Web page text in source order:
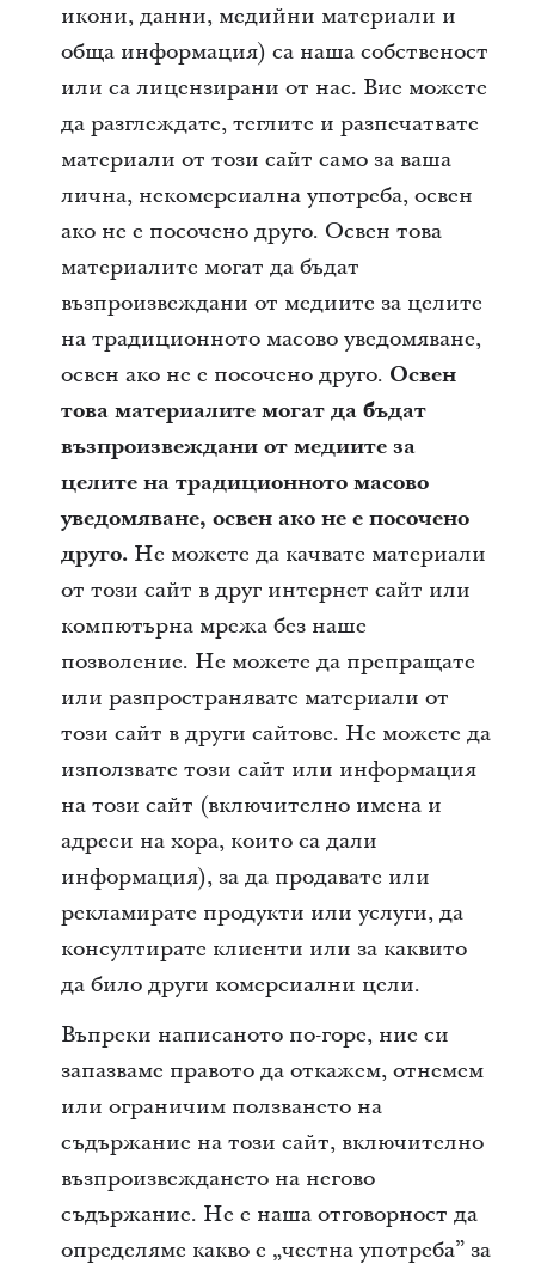
икони, данни, медийни материали и
обща информация) са наша собственост
или са лицензирани от нас. Вие можете
да разглеждате, теглите и разпечатвате
материали от този сайт само за ваша
лична, некомерсиална употреба, освен
ако не е посочено друго. Освен това
материалите могат да бъдат
възпроизвеждани от медиите за целите
на традиционното масово уведомяване,
освен ако не е посочено друго. Освен
това материалите могат да бъдат
възпроизвеждани от медиите за
целите на традиционното масово
уведомяване, освен ако не е посочено
друго. Не можете да качвате материали
от този сайт в друг интернет сайт или
компютърна мрежа без наше
позволение. Не можете да препращате
или разпространявате материали от
този сайт в други сайтове. Не можете да
използвате този сайт или информация
на този сайт (включително имена и
адреси на хора, които са дали
информация), за да продавате или
рекламирате продукти или услуги, да
консултирате клиенти или за каквито
да било други комерсиални цели.
Въпреки написаното по-горе, ние си
запазваме правото да откажем, отнемем
или ограничим ползването на
съдържание на този сайт, включително
възпроизвеждането на негово
съдържание. Не е наша отговорност да
определяме какво е „честна употреба” за